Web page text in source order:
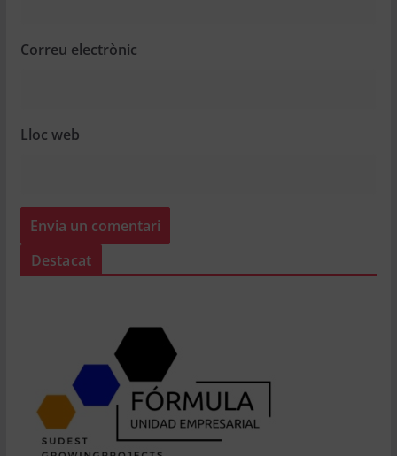
Correu electrònic
Lloc web
Destacat